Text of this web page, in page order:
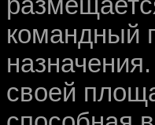
командный
своей